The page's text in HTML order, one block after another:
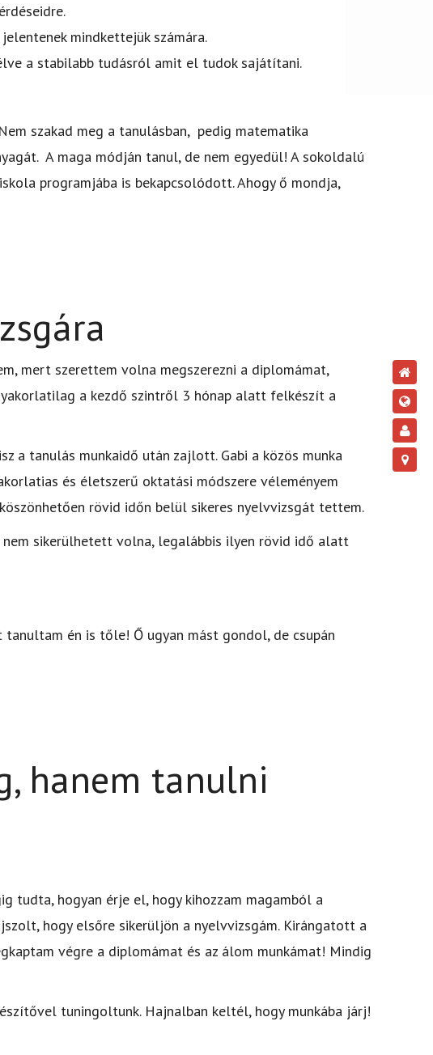
mindkettejük számára.
a stabilabb tudásról amit el tudok sajátítani.
szakad meg a tanulásban, pedig matematika
A maga módján tanul, de nem egyedül! A sokoldalú
programjába is bekapcsolódott. Ahogy ő mondja,
mert szerettem volna megszerezni a diplomámat,
a kezdő szintről 3 hónap alatt felkészít a
a tanulás munkaidő után zajlott. Gabi a közös munka
és életszerű oktatási módszere véleményem
rövid időn belül sikeres nyelvvizsgát tettem.
nem sikerülhetett volna, legalábbis ilyen rövid idő alatt
én is tőle! Ő ugyan mást gondol, de csupán
hanem tanulni
tudta, hogyan érje el, hogy kihozzam magamból a
hogy elsőre sikerüljön a nyelvvizsgám. Kirángatott a
végre a diplomámat és az álom munkámat! Mindig
tuningoltunk. Hajnalban keltél, hogy munkába járj!